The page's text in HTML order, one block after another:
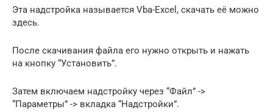
Эта надстройка называется Vba-Excel, скачать её можно
здесь.
После скачивания файла его нужно открыть и нажать
на кнопку “Установить”.
Затем включаем надстройку через “Файл” ->
“Параметры” -> вкладка “Надстройки”.